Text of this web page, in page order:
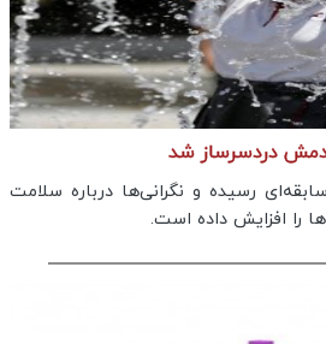
دردسر‌ساز شد
رسیده و نگرانی‌ها درباره سلامت
را افزایش داده است.